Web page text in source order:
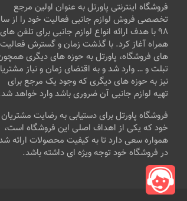
فروشگاه اینترنتی پاورتل به عنوان اولین مرجع
تخصصی فروش لوازم جانبی فعالیت خود را از
۹۸ با هدف ارائه انواع لوازم جانبی برای تلفن های
همراه آغاز کرد. با گذشت زمان و گسترش فعالیت
های فروشگاه، پاورتل به حوزه های دیگری
تبلت و … وارد شد و به اقتضای زمان و نیاز
نیز به حوزه های دیگری که وجود یک مرجع برای
تهیه لوازم جانبی آن ضروری باشد وارد خواهد
فروشگاه پاورتل برای دستیابی به رضایت مشتریان
خود که یکی از اهداف اصلی این فروشگاه است،
همواره سعی دارد تا به کیفیت محصولات ارائه
در فروشگاه خود توجه ویژه ای داشته باشد.